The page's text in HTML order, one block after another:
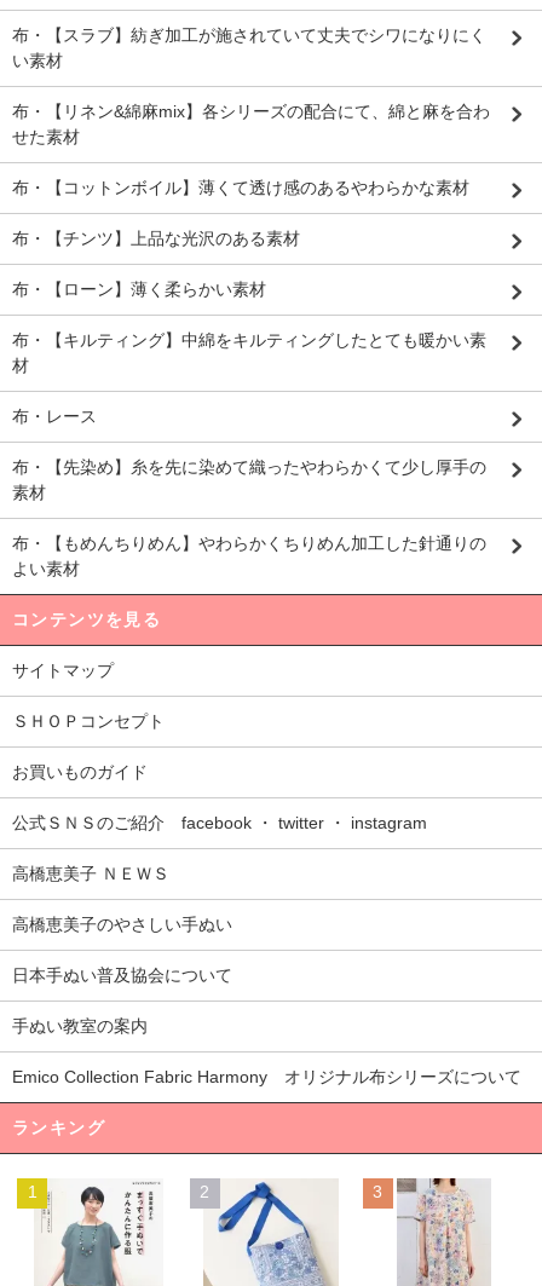
布・【スラブ】紡ぎ加工が施されていて丈夫でシワになりにく
い素材
布・【リネン&綿麻mix】各シリーズの配合にて、綿と麻を合わ
せた素材
布・【コットンボイル】薄くて透け感のあるやわらかな素材
布・【チンツ】上品な光沢のある素材
布・【ローン】薄く柔らかい素材
布・【キルティング】中綿をキルティングしたとても暖かい素
材
布・レース
布・【先染め】糸を先に染めて織ったやわらかくて少し厚手の
素材
布・【もめんちりめん】やわらかくちりめん加工した針通りの
よい素材
コンテンツを見る
サイトマップ
ＳＨＯＰコンセプト
お買いものガイド
公式ＳＮＳのご紹介 facebook ・ twitter ・ instagram
高橋恵美子 ＮＥＷＳ
高橋恵美子のやさしい手ぬい
日本手ぬい普及協会について
手ぬい教室の案内
Emico Collection Fabric Harmony オリジナル布シリーズについて
ランキング
1 2 3